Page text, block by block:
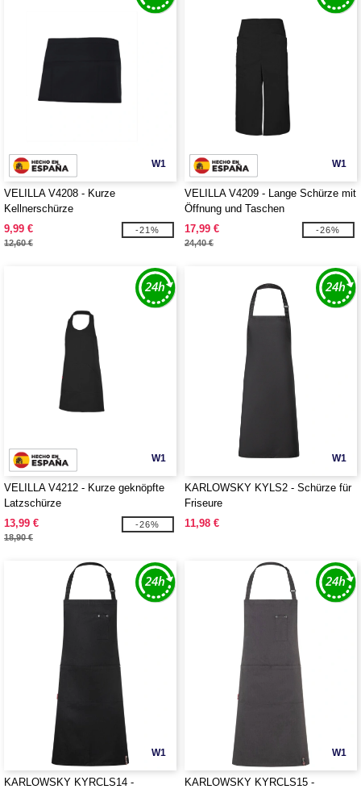
W1
VELILLA V4208 - Kurze
Kellnerschürze
9,99 €
12,60 €
-21%
W1
VELILLA V4209 - Lange Schürze mit
Öffnung und Taschen
17,99 €
24,40 €
-26%
W1
VELILLA V4212 - Kurze geknöpfte
Latzschürze
13,99 €
18,90 €
-26%
W1
KARLOWSKY KYLS2 - Schürze für
Friseure
11,98 €
W1
KARLOWSKY KYRCLS14 -
W1
KARLOWSKY KYRCLS15 -